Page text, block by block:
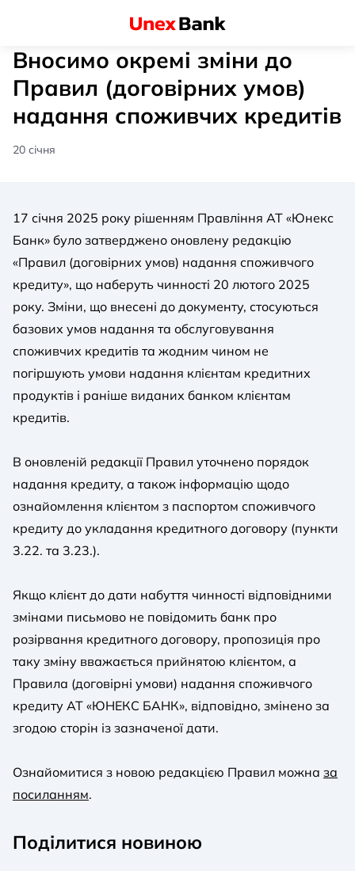
Вносимо окремі зміни до
Правил (договірних умов)
надання споживчих кредитів
20 січня
17 січня 2025 року рішенням Правління АТ «Юнекс
Банк» було затверджено оновлену редакцію
«Правил (договірних умов) надання споживчого
кредиту», що наберуть чинності 20 лютого 2025
року. Зміни, що внесені до документу, стосуються
базових умов надання та обслуговування
споживчих кредитів та жодним чином не
погіршують умови надання клієнтам кредитних
продуктів і раніше виданих банком клієнтам
кредитів.
В оновленій редакції Правил уточнено порядок
надання кредиту, а також інформацію щодо
ознайомлення клієнтом з паспортом споживчого
кредиту до укладання кредитного договору (пункти
3.22. та 3.23.).
Якщо клієнт до дати набуття чинності відповідними
змінами письмово не повідомить банк про
розірвання кредитного договору, пропозиція про
таку зміну вважається прийнятою клієнтом, а
Правила (договірні умови) надання споживчого
кредиту АТ «ЮНЕКС БАНК», відповідно, змінено за
згодою сторін із зазначеної дати.
Ознайомитися з новою редакцією Правил можна за
посиланням.
Поділитися новиною